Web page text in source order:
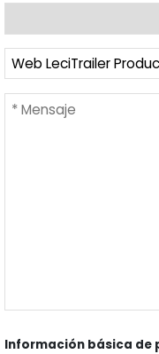
Información básica de